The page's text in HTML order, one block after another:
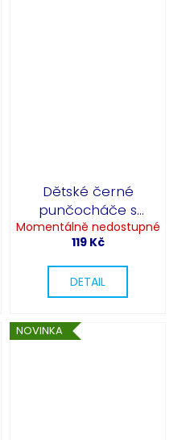
Dětské černé
punčocháče s
dýněmi
Momentálně nedostupné
119 Kč
DETAIL
NOVINKA